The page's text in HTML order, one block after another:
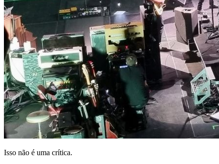
Isso não é uma crítica.